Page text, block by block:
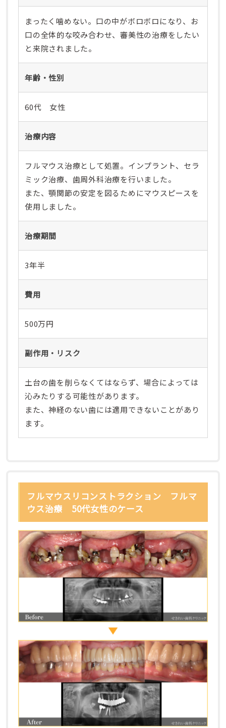
まったく噛めない。口の中がボロボロになり、お
口の全体的な咬み合わせ、審美性の治療をしたい
と来院されました。
年齢・性別
60代 女性
治療内容
フルマウス治療として処置。インプラント、セラ
ミック治療、歯周外科治療を行いました。
また、顎関節の安定を図るためにマウスピースを
使用しました。
治療期間
3年半
費用
500万円
副作用・リスク
土台の歯を削らなくてはならず、場合によっては
沁みたりする可能性があります。
また、神経のない歯には適用できないことがあり
ます。
フルマウスリコンストラクション フルマ
ウス治療 50代女性のケース